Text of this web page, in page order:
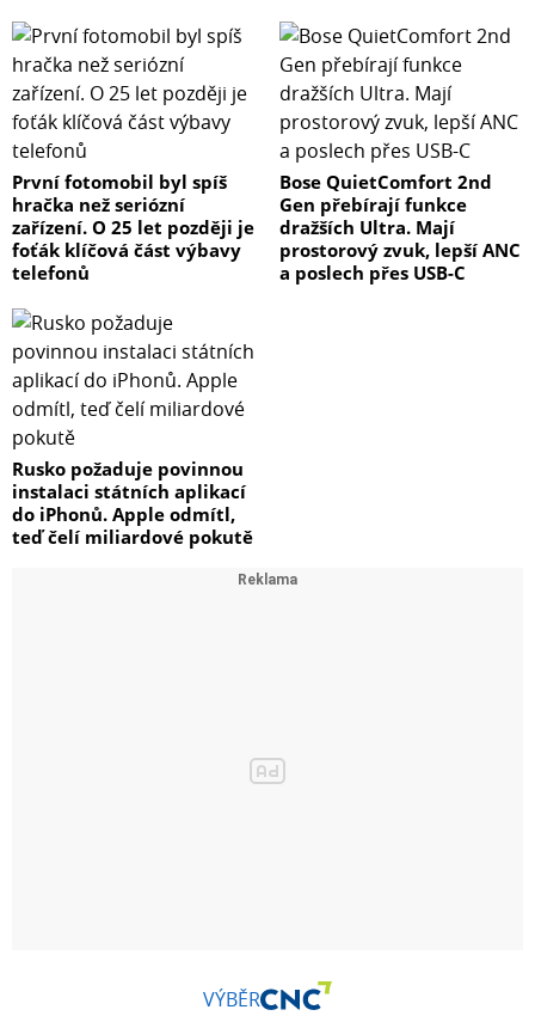
První fotomobil byl spíš
hračka než seriózní
zařízení. O 25 let později je
foťák klíčová část výbavy
telefonů
Bose QuietComfort 2nd
Gen přebírají funkce
dražších Ultra. Mají
prostorový zvuk, lepší ANC
a poslech přes USB-C
Rusko požaduje povinnou
instalaci státních aplikací
do iPhonů. Apple odmítl,
teď čelí miliardové pokutě
VÝBĚR